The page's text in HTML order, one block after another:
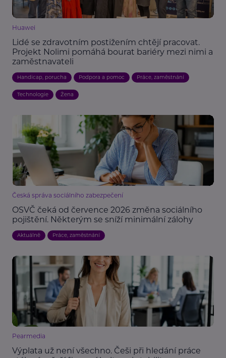
Huawei
Lidé se zdravotním postižením chtějí pracovat.
Projekt Nolimi pomáhá bourat bariéry mezi nimi a
zaměstnavateli
Handicap, porucha Podpora a pomoc Práce, zaměstnání
Technologie Žena
Česká správa sociálního zabezpečení
OSVČ čeká od července 2026 změna sociálního
pojištění. Některým se sníží minimální zálohy
Aktuálně Práce, zaměstnání
Pearmedia
Výplata už není všechno. Češi při hledání práce